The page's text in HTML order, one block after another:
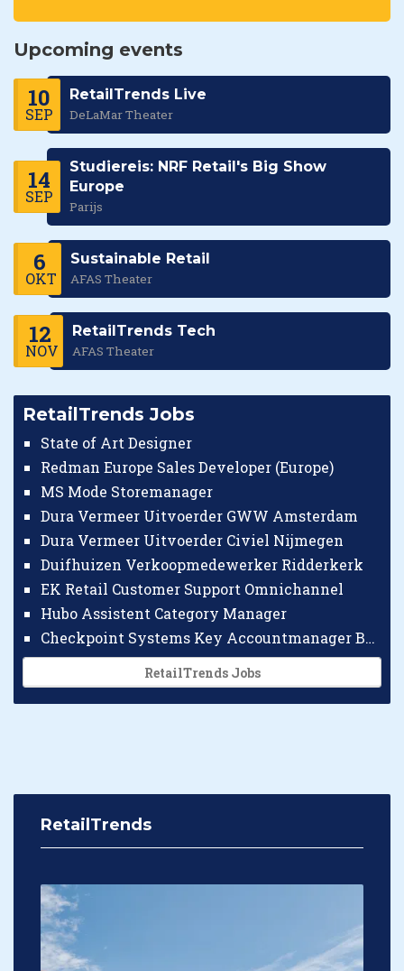
Upcoming events
10
SEP
RetailTrends Live
DeLaMar Theater
14
SEP
Studiereis: NRF Retail's Big Show
Europe
Parijs
6
OKT
Sustainable Retail
AFAS Theater
12
NOV
RetailTrends Tech
AFAS Theater
RetailTrends Jobs
State of Art Designer
Redman Europe Sales Developer (Europe)
MS Mode Storemanager
Dura Vermeer Uitvoerder GWW Amsterdam
Dura Vermeer Uitvoerder Civiel Nijmegen
Duifhuizen Verkoopmedewerker Ridderkerk
EK Retail Customer Support Omnichannel
Hubo Assistent Category Manager
Checkpoint Systems Key Accountmanager Benelux
RetailTrends Jobs
RetailTrends